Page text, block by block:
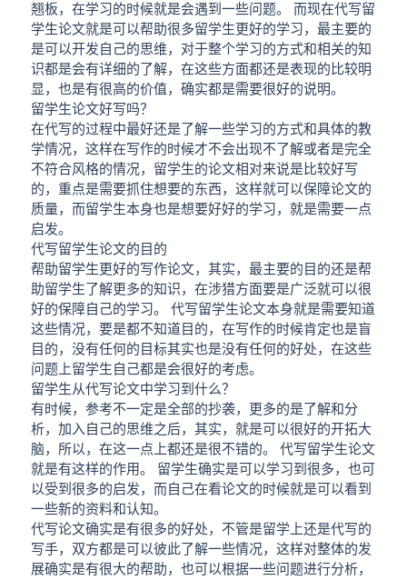
翘板，在学习的时候就是会遇到一些问题。 而现在代写留
学生论文就是可以帮助很多留学生更好的学习，最主要的
是可以开发自己的思维，对于整个学习的方式和相关的知
识都是会有详细的了解，在这些方面都还是表现的比较明
显，也是有很高的价值，确实都是需要很好的说明。
留学生论文好写吗？
在代写的过程中最好还是了解一些学习的方式和具体的教
学情况，这样在写作的时候才不会出现不了解或者是完全
不符合风格的情况，留学生的论文相对来说是比较好写
的，重点是需要抓住想要的东西，这样就可以保障论文的
质量，而留学生本身也是想要好好的学习，就是需要一点
启发。
代写留学生论文的目的
帮助留学生更好的写作论文，其实，最主要的目的还是帮
助留学生了解更多的知识，在涉猎方面要是广泛就可以很
好的保障自己的学习。 代写留学生论文本身就是需要知道
这些情况，要是都不知道目的，在写作的时候肯定也是盲
目的，没有任何的目标其实也是没有任何的好处，在这些
问题上留学生自己都是会很好的考虑。
留学生从代写论文中学习到什么？
有时候，参考不一定是全部的抄袭，更多的是了解和分
析，加入自己的思维之后，其实，就是可以很好的开拓大
脑，所以，在这一点上都还是很不错的。 代写留学生论文
就是有这样的作用。 留学生确实是可以学习到很多，也可
以受到很多的启发，而自己在看论文的时候就是可以看到
一些新的资料和认知。
代写论文确实是有很多的好处，不管是留学上还是代写的
写手，双方都是可以彼此了解一些情况，这样对整体的发
展确实是有很大的帮助，也可以根据一些问题进行分析，